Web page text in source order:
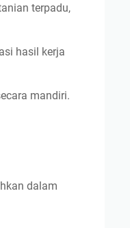
terpadu,
hasil kerja
mandiri.
dalam